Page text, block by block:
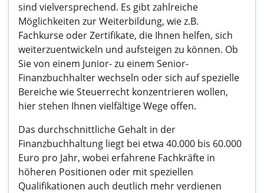
sind vielversprechend. Es gibt zahlreiche
Möglichkeiten zur Weiterbildung, wie z.B.
Fachkurse oder Zertifikate, die Ihnen helfen, sich
weiterzuentwickeln und aufsteigen zu können. Ob
Sie von einem Junior- zu einem Senior-
Finanzbuchhalter wechseln oder sich auf spezielle
Bereiche wie Steuerrecht konzentrieren wollen,
hier stehen Ihnen vielfältige Wege offen.
Das durchschnittliche Gehalt in der
Finanzbuchhaltung liegt bei etwa 40.000 bis 60.000
Euro pro Jahr, wobei erfahrene Fachkräfte in
höheren Positionen oder mit speziellen
Qualifikationen auch deutlich mehr verdienen